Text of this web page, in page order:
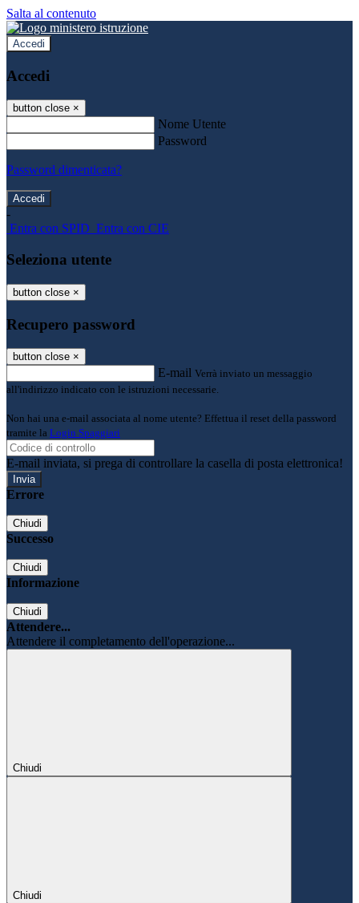
Salta al contenuto
Accedi
Accedi
button close ×
Nome Utente
Password
Password dimenticata?
-
Entra con SPID Entra con CIE
Seleziona utente
button close ×
Recupero password
button close ×
E-mail Verrà inviato un messaggio
all'indirizzo indicato con le istruzioni necessarie.
Non hai una e-mail associata al nome utente? Effettua il reset della password
tramite la Login Spaggiari
E-mail inviata, si prega di controllare la casella di posta elettronica!
Errore
Chiudi
Successo
Chiudi
Informazione
Chiudi
Attendere...
Attendere il completamento dell'operazione...
Chiudi
Chiudi